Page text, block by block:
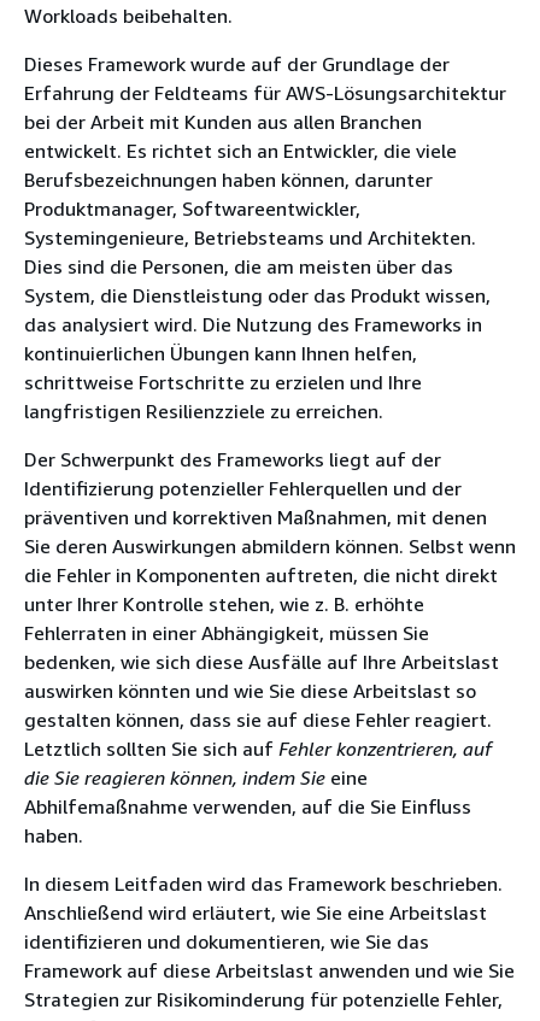
Workloads beibehalten.
Dieses Framework wurde auf der Grundlage der
Erfahrung der Feldteams für AWS-Lösungsarchitektur
bei der Arbeit mit Kunden aus allen Branchen
entwickelt. Es richtet sich an Entwickler, die viele
Berufsbezeichnungen haben können, darunter
Produktmanager, Softwareentwickler,
Systemingenieure, Betriebsteams und Architekten.
Dies sind die Personen, die am meisten über das
System, die Dienstleistung oder das Produkt wissen,
das analysiert wird. Die Nutzung des Frameworks in
kontinuierlichen Übungen kann Ihnen helfen,
schrittweise Fortschritte zu erzielen und Ihre
langfristigen Resilienzziele zu erreichen.
Der Schwerpunkt des Frameworks liegt auf der
Identifizierung potenzieller Fehlerquellen und der
präventiven und korrektiven Maßnahmen, mit denen
Sie deren Auswirkungen abmildern können. Selbst wenn
die Fehler in Komponenten auftreten, die nicht direkt
unter Ihrer Kontrolle stehen, wie z. B. erhöhte
Fehlerraten in einer Abhängigkeit, müssen Sie
bedenken, wie sich diese Ausfälle auf Ihre Arbeitslast
auswirken könnten und wie Sie diese Arbeitslast so
gestalten können, dass sie auf diese Fehler reagiert.
Letztlich sollten Sie sich auf Fehler konzentrieren, auf
die Sie reagieren können, indem Sie eine
Abhilfemaßnahme verwenden, auf die Sie Einfluss
haben.
In diesem Leitfaden wird das Framework beschrieben.
Anschließend wird erläutert, wie Sie eine Arbeitslast
identifizieren und dokumentieren, wie Sie das
Framework auf diese Arbeitslast anwenden und wie Sie
Strategien zur Risikominderung für potenzielle Fehler,